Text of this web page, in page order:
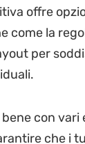
offre
come la
per
con vari
che i